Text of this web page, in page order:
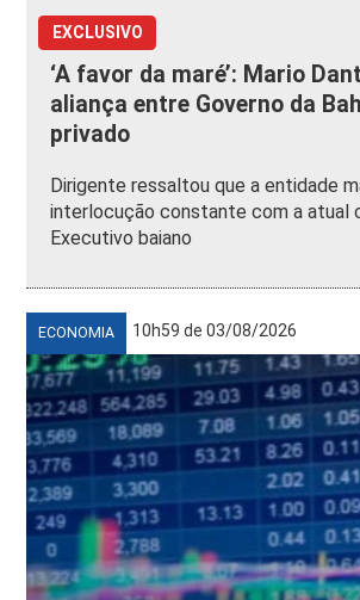
EXCLUSIVO
‘A favor da maré’: Mario
aliança entre Governo da
privado
Dirigente ressaltou que a entidade
interlocução constante com a atual
Executivo baiano
ECONOMIA 10h59 de 03/08/2026